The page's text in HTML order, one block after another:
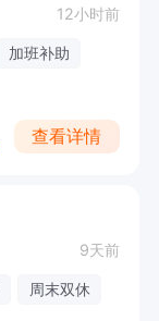
12小时前
加班补助
查看详情
9天前
周末双休